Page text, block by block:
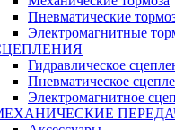
Пневматические
Электромагнитные
Гидравлическое
Пневматическое
Электромагнитное